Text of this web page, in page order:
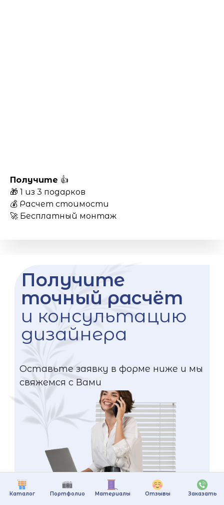
Каталог Портфолио Материалы Отзывы Заказать
Получите 👍
🎁 1 из 3 подарков
💰 Расчет стоимости
🚀 Бесплатный монтаж
Получите
точный расчёт
и консультацию
дизайнера
Оставьте заявку в форме ниже и мы
свяжемся с Вами